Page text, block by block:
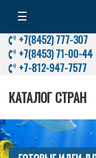
☰
+7(8452) 777-307
+7(8453) 71-00-44
+7-812-947-7577
КАТАЛОГ СТРАН